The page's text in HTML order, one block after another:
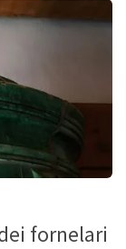
fornelari